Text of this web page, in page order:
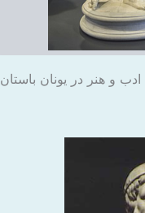
و هنر در یونان باستان